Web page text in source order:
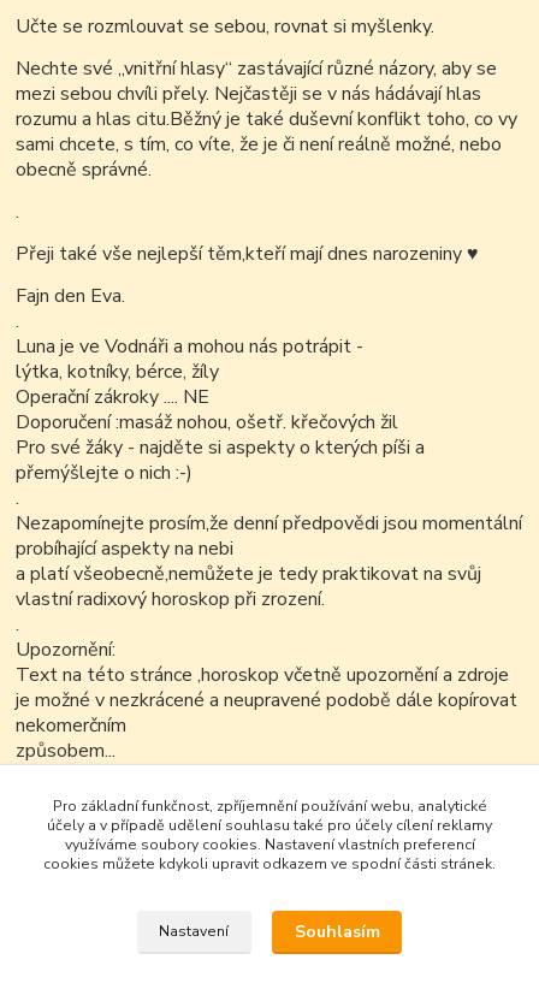
Učte se rozmlouvat se sebou, rovnat si myšlenky.
Nechte své „vnitřní hlasy“ zastávající různé názory, aby se
mezi sebou chvíli přely. Nejčastěji se v nás hádávají hlas
rozumu a hlas citu.Běžný je také duševní konflikt toho, co vy
sami chcete, s tím, co víte, že je či není reálně možné, nebo
obecně správné.
.
Přeji také vše nejlepší těm,kteří mají dnes narozeniny♥
Fajn den Eva.
.
Luna je ve Vodnáři a mohou nás potrápit -
lýtka, kotníky, bérce, žíly
Operační zákroky .... NE
Doporučení :masáž nohou, ošetř. křečových žil
Pro své žáky - najděte si aspekty o kterých píši a
přemýšlejte o nich :-)
.
Nezapomínejte prosím,že denní předpovědi jsou momentální
probíhající aspekty na nebi
a platí všeobecně,nemůžete je tedy praktikovat na svůj
vlastní radixový horoskop při zrození.
.
Upozornění:
Text na této stránce ,horoskop včetně upozornění a zdroje
je možné v nezkrácené a neupravené podobě dále kopírovat
nekomerčním
způsobem...
Pro základní funkčnost, zpříjemnění používání webu, analytické
účely a v případě udělení souhlasu také pro účely cílení reklamy
využíváme soubory cookies. Nastavení vlastních preferencí
cookies můžete kdykoli upravit odkazem ve spodní části stránek.
Nastavení Souhlasím